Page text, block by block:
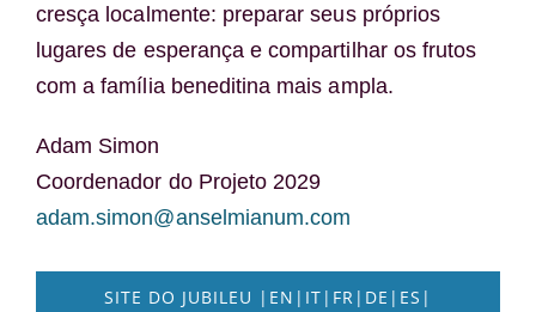
cresça localmente: preparar seus próprios
lugares de esperança e compartilhar os frutos
com a família beneditina mais ampla.
Adam Simon
Coordenador do Projeto 2029
adam.simon@anselmianum.com
SITE DO JUBILEU |EN|IT|FR|DE|ES|